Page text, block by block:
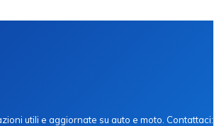
utili e aggiornate su auto e moto. Contattaci: